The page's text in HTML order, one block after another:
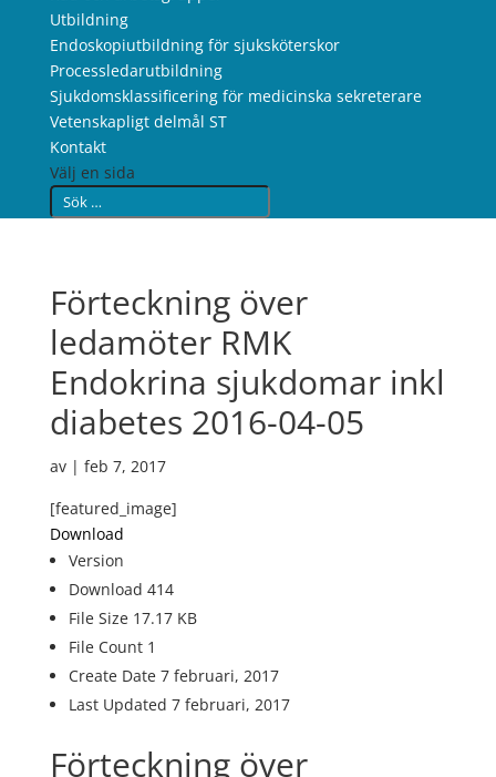
Utbildning
Endoskopiutbildning för sjuksköterskor
Processledarutbildning
Sjukdomsklassificering för medicinska sekreterare
Vetenskapligt delmål ST
Kontakt
Välj en sida
Förteckning över
ledamöter RMK
Endokrina sjukdomar inkl
diabetes 2016-04-05
av | feb 7, 2017
[featured_image]
Download
Version
Download 414
File Size 17.17 KB
File Count 1
Create Date 7 februari, 2017
Last Updated 7 februari, 2017
Förteckning över